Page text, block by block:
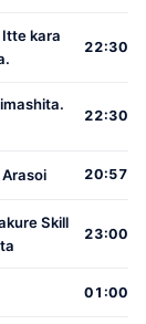
Itte kara
22:30
22:30
20:57
Skill
23:00
01:00